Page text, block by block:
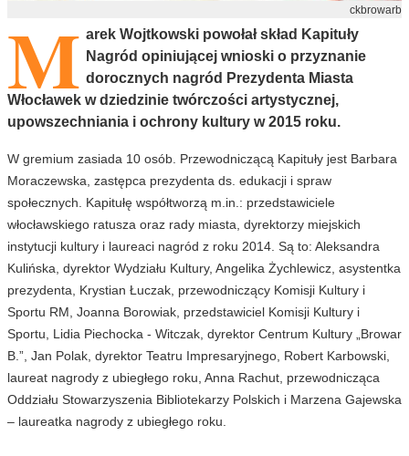
ckbrowarb
M arek Wojtkowski powołał skład Kapituły
Nagród opiniującej wnioski o przyznanie
dorocznych nagród Prezydenta Miasta
Włocławek w dziedzinie twórczości artystycznej,
upowszechniania i ochrony kultury w 2015 roku.
W gremium zasiada 10 osób. Przewodniczącą Kapituły jest Barbara
Moraczewska, zastępca prezydenta ds. edukacji i spraw
społecznych. Kapitułę współtworzą m.in.: przedstawiciele
włocławskiego ratusza oraz rady miasta, dyrektorzy miejskich
instytucji kultury i laureaci nagród z roku 2014. Są to: Aleksandra
Kulińska, dyrektor Wydziału Kultury, Angelika Żychlewicz, asystentka
prezydenta, Krystian Łuczak, przewodniczący Komisji Kultury i
Sportu RM, Joanna Borowiak, przedstawiciel Komisji Kultury i
Sportu, Lidia Piechocka - Witczak, dyrektor Centrum Kultury „Browar
B.”, Jan Polak, dyrektor Teatru Impresaryjnego, Robert Karbowski,
laureat nagrody z ubiegłego roku, Anna Rachut, przewodnicząca
Oddziału Stowarzyszenia Bibliotekarzy Polskich i Marzena Gajewska
– laureatka nagrody z ubiegłego roku.